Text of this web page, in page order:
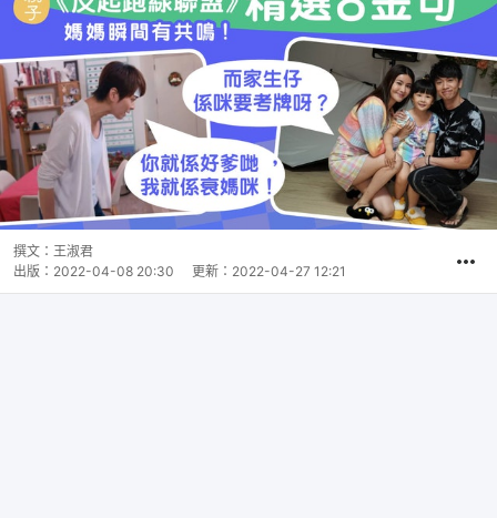
撰文： 王淑君
出版： 2022-04-08 20:30 更新： 2022-04-27 12:21